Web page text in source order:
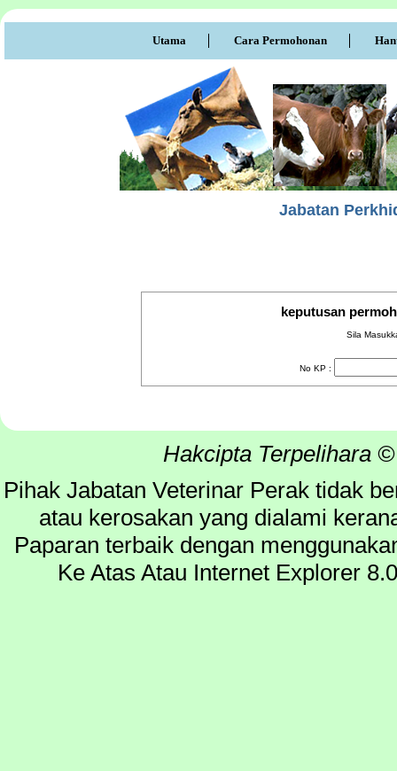
Utama Cara Permohonan
Jabatan
keputusan
Sila
No KP :
Hakcipta Terpelihara
Pihak Jabatan Veterinar Perak tidak
atau kerosakan yang dialami
Paparan terbaik dengan
Ke Atas Atau Internet Explorer